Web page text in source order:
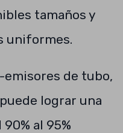
tamaños y
uniformes.
de tubo,
lograr una
al 95%